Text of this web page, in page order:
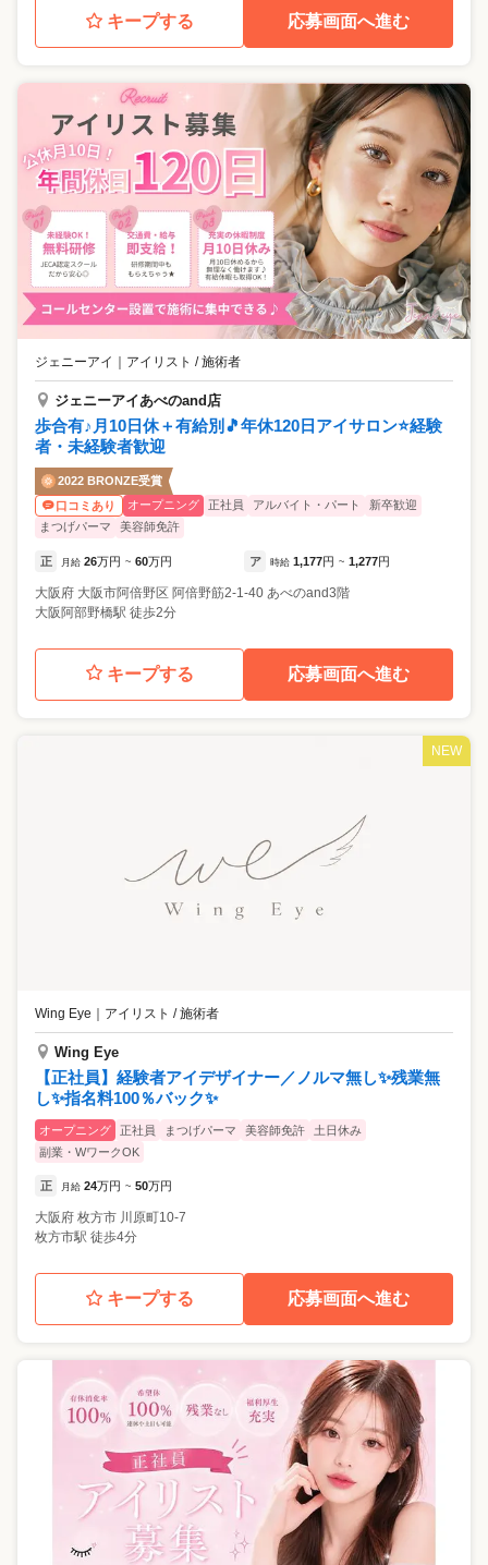
キープする 応募画面へ進む
ジェニーアイ ｜ アイリスト / 施術者
ジェニーアイあべのand店
歩合有♪月10日休＋有給別🎵年休120日アイサロン⭐経験
者・未経験者歓迎
2022 BRONZE受賞
口コミあり
オープニング 正社員 アルバイト・パート
新卒歓迎
まつげパーマ
美容師免許
正 月給 26万円 ~ 60万円 ア 時給 1,177円 ~ 1,277円
大阪府 大阪市阿倍野区 阿倍野筋2-1-40 あべのand3階
大阪阿部野橋駅 徒歩2分
キープする 応募画面へ進む
NEW
Wing Eye アイリスト / 施術者
Wing Eye
【正社員】経験者アイデザイナー／ノルマ無し✨残業無
し✨指名料100％バック✨
オープニング 正社員 まつげパーマ 美容師免許
土日休み
副業・WワークOK
正 月給 24万円 ~ 50万円
大阪府 枚方市 川原町10-7
枚方市駅 徒歩4分
キープする 応募画面へ進む